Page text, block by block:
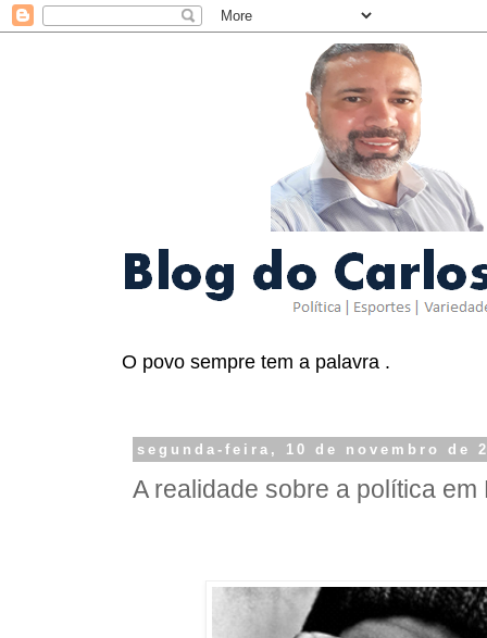
O povo sempre tem a palavra .
segunda-feira, 10 de novembro de
A realidade sobre a política em